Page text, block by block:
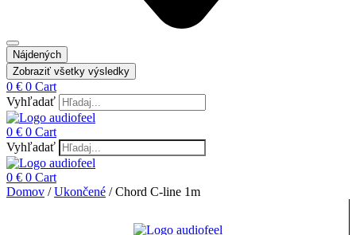
Nájdených
Zobraziť všetky výsledky
0 € 0 Cart
Vyhľadať
0 € 0 Cart
Vyhľadať
0 € 0 Cart
Domov /Ukončené / Chord C-line 1m